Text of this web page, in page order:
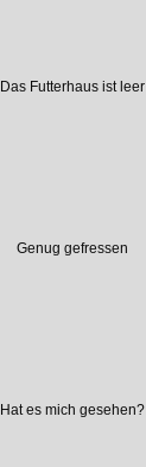
Das Futterhaus ist leer
Genug gefressen
Hat es mich gesehen?